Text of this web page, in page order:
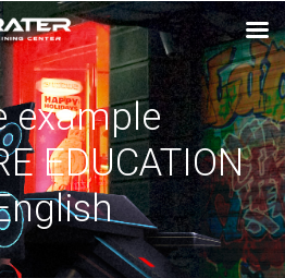
example
EDUCATION